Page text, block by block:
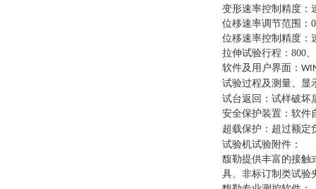
变形速率控制精度 ：
位移速率调节范围 ：
位移速率控制精度 ：
拉伸试验行程 ： 800
软件及用户界面：
试验过程及测量、显
试台返回：试样破坏
安全保护装置：软件
超载保护：超过额定
试验机试验附件 ：
馥勒提供丰富的接触
具、非标订制类试验